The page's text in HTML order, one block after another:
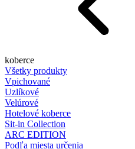
koberce
Všetky produkty
Vpichované
Uzlíkové
Velúrové
Hotelové koberce
Sit-in Collection
ARC EDITION
Podľa miesta určenia